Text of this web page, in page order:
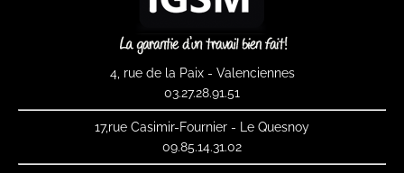
4, rue de la Paix - Valenciennes
03.27.28.91.51
17,rue Casimir-Fournier - Le Quesnoy
09.85.14.31.02